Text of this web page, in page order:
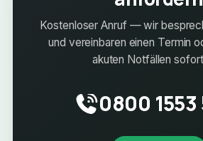
Kostenloser Anruf — wir
und vereinbaren einen Termin
akuten Notfällen
0800 1553